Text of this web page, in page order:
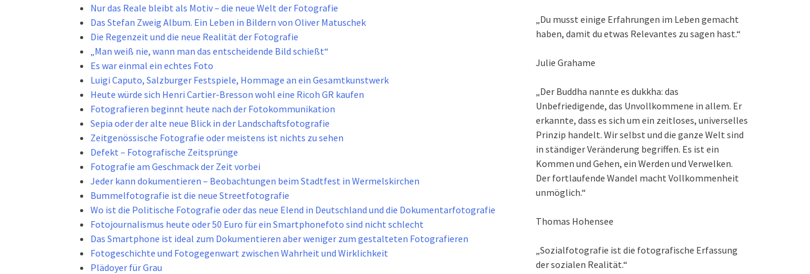
Nur das Reale bleibt als Motiv – die neue Welt der Fotografie
Das Stefan Zweig Album. Ein Leben in Bildern von Oliver Matuschek
Die Regenzeit und die neue Realität der Fotografie
„Man weiß nie, wann man das entscheidende Bild schießt“
Es war einmal ein echtes Foto
Luigi Caputo, Salzburger Festspiele, Hommage an ein Gesamtkunstwerk
Heute würde sich Henri Cartier-Bresson wohl eine Ricoh GR kaufen
Fotografieren beginnt heute nach der Fotokommunikation
Sepia oder der alte neue Blick in der Landschaftsfotografie
Zeitgenössische Fotografie oder meistens ist nichts zu sehen
Defekt – Fotografische Zeitsprünge
Fotografie am Geschmack der Zeit vorbei
Jeder kann dokumentieren – Beobachtungen beim Stadtfest in Wermelskirchen
Bummelfotografie ist die neue Streetfotografie
Wo ist die Politische Fotografie oder das neue Elend in Deutschland und die Dokumentarfotografie
Fotojournalismus heute oder 50 Euro für ein Smartphonefoto sind nicht schlecht
Das Smartphone ist ideal zum Dokumentieren aber weniger zum gestalteten Fotografieren
Fotogeschichte und Fotogegenwart zwischen Wahrheit und Wirklichkeit
Plädoyer für Grau
„Du musst einige Erfahrungen im Leben gemacht
haben, damit du etwas Relevantes zu sagen hast.“
Julie Grahame
„Der Buddha nannte es dukkha: das
Unbefriedigende, das Unvollkommene in allem. Er
erkannte, dass es sich um ein zeitloses, universelles
Prinzip handelt. Wir selbst und die ganze Welt sind
in ständiger Veränderung begriffen. Es ist ein
Kommen und Gehen, ein Werden und Verwelken.
Der fortlaufende Wandel macht Vollkommenheit
unmöglich.“
Thomas Hohensee
„Sozialfotografie ist die fotografische Erfassung
der sozialen Realität.“